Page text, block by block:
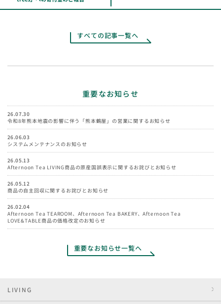
すべての記事一覧へ
重要なお知らせ
26.07.30
令和8年熊本地震の影響に伴う「熊本鶴屋」の営業に関するお知らせ
26.06.03
システムメンテナンスのお知らせ
26.05.13
Afternoon Tea LIVING商品の原産国誤表示に関するお詫びとお知らせ
26.05.12
商品の自主回収に関するお詫びとお知らせ
26.02.04
Afternoon Tea TEAROOM、Afternoon Tea BAKERY、Afternoon Tea
LOVE&TABLE商品の価格改定のお知らせ
重要なお知らせ一覧へ
LIVING